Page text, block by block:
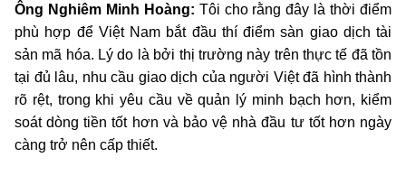
Ông Nghiêm Minh Hoàng: Tôi cho rằng đây là thời điểm
phù hợp để Việt Nam bắt đầu thí điểm sàn giao dịch tài
sản mã hóa. Lý do là bởi thị trường này trên thực tế đã tồn
tại đủ lâu, nhu cầu giao dịch của người Việt đã hình thành
rõ rệt, trong khi yêu cầu về quản lý minh bạch hơn, kiểm
soát dòng tiền tốt hơn và bảo vệ nhà đầu tư tốt hơn ngày
càng trở nên cấp thiết.